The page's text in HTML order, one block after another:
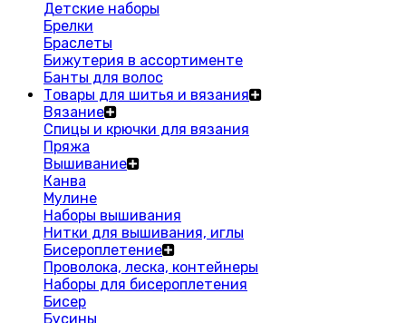
Детские наборы
Брелки
Браслеты
Бижутерия в ассортименте
Банты для волос
Товары для шитья и вязания
Вязание
Спицы и крючки для вязания
Пряжа
Вышивание
Канва
Мулине
Наборы вышивания
Нитки для вышивания, иглы
Бисероплетение
Проволока, леска, контейнеры
Наборы для бисероплетения
Бисер
Бусины